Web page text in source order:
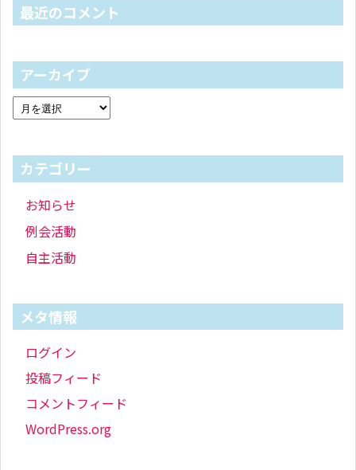
最近のコメント
アーカイブ
カテゴリー
お知らせ
例会活動
自主活動
メタ情報
ログイン
投稿フィード
コメントフィード
WordPress.org